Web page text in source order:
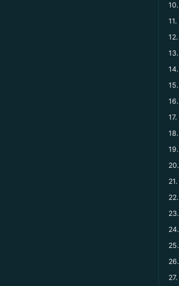
10.
11.
12.
13.
14.
15.
16.
17.
18.
19.
20.
21.
22.
23.
24.
25.
26.
27.